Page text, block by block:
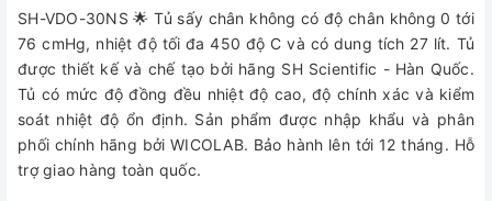
SH-VDO-30NS 🌟 Tủ sấy chân không có độ chân không 0 tới
76 cmHg, nhiệt độ tối đa 450 độ C và có dung tích 27 lít. Tủ
được thiết kế và chế tạo bởi hãng SH Scientific - Hàn Quốc.
Tủ có mức độ đồng đều nhiệt độ cao, độ chính xác và kiểm
soát nhiệt độ ổn định. Sản phẩm được nhập khẩu và phân
phối chính hãng bởi WICOLAB. Bảo hành lên tới 12 tháng. Hỗ
trợ giao hàng toàn quốc.